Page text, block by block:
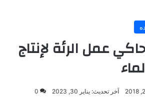
عمل الرئة لإنتاج
آخر تحديث: يناير 30, 2023 0